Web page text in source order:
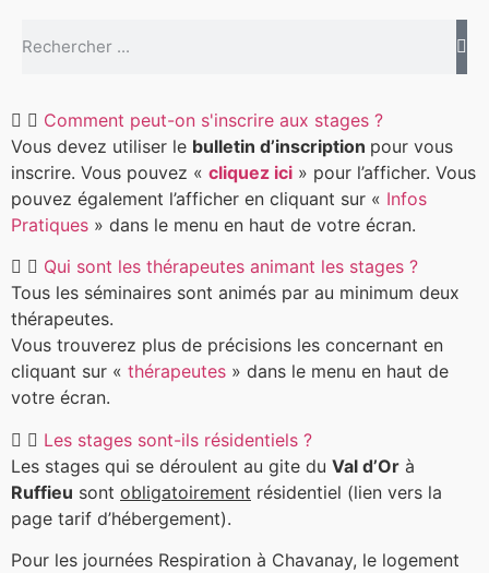
Comment peut-on s'inscrire aux stages ?
Vous devez utiliser le bulletin d’inscription pour vous
inscrire. Vous pouvez « cliquez ici » pour l’afficher. Vous
pouvez également l’afficher en cliquant sur « Infos
Pratiques » dans le menu en haut de votre écran.
Qui sont les thérapeutes animant les stages ?
Tous les séminaires sont animés par au minimum deux
thérapeutes.
Vous trouverez plus de précisions les concernant en
cliquant sur « thérapeutes » dans le menu en haut de
votre écran.
Les stages sont-ils résidentiels ?
Les stages qui se déroulent au gite du Val d’Or à
Ruffieu sont obligatoirement résidentiel (lien vers la
page tarif d’hébergement).
Pour les journées Respiration à Chavanay, le logement